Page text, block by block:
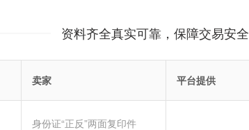
资料齐全真实可靠，保障交易安全
卖家 平台提供
身份证“正反”两面复印件